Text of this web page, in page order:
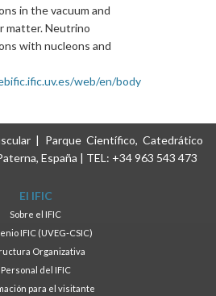
in the vacuum and
matter. Neutrino
with nucleons and
web/en/body
| Parque Científico, Catedrático
España | TEL: +34 963 543 473
El IFIC
Sobre el IFIC
IFIC (UVEG-CSIC)
Organizativa
Personal del IFIC
para el visitante